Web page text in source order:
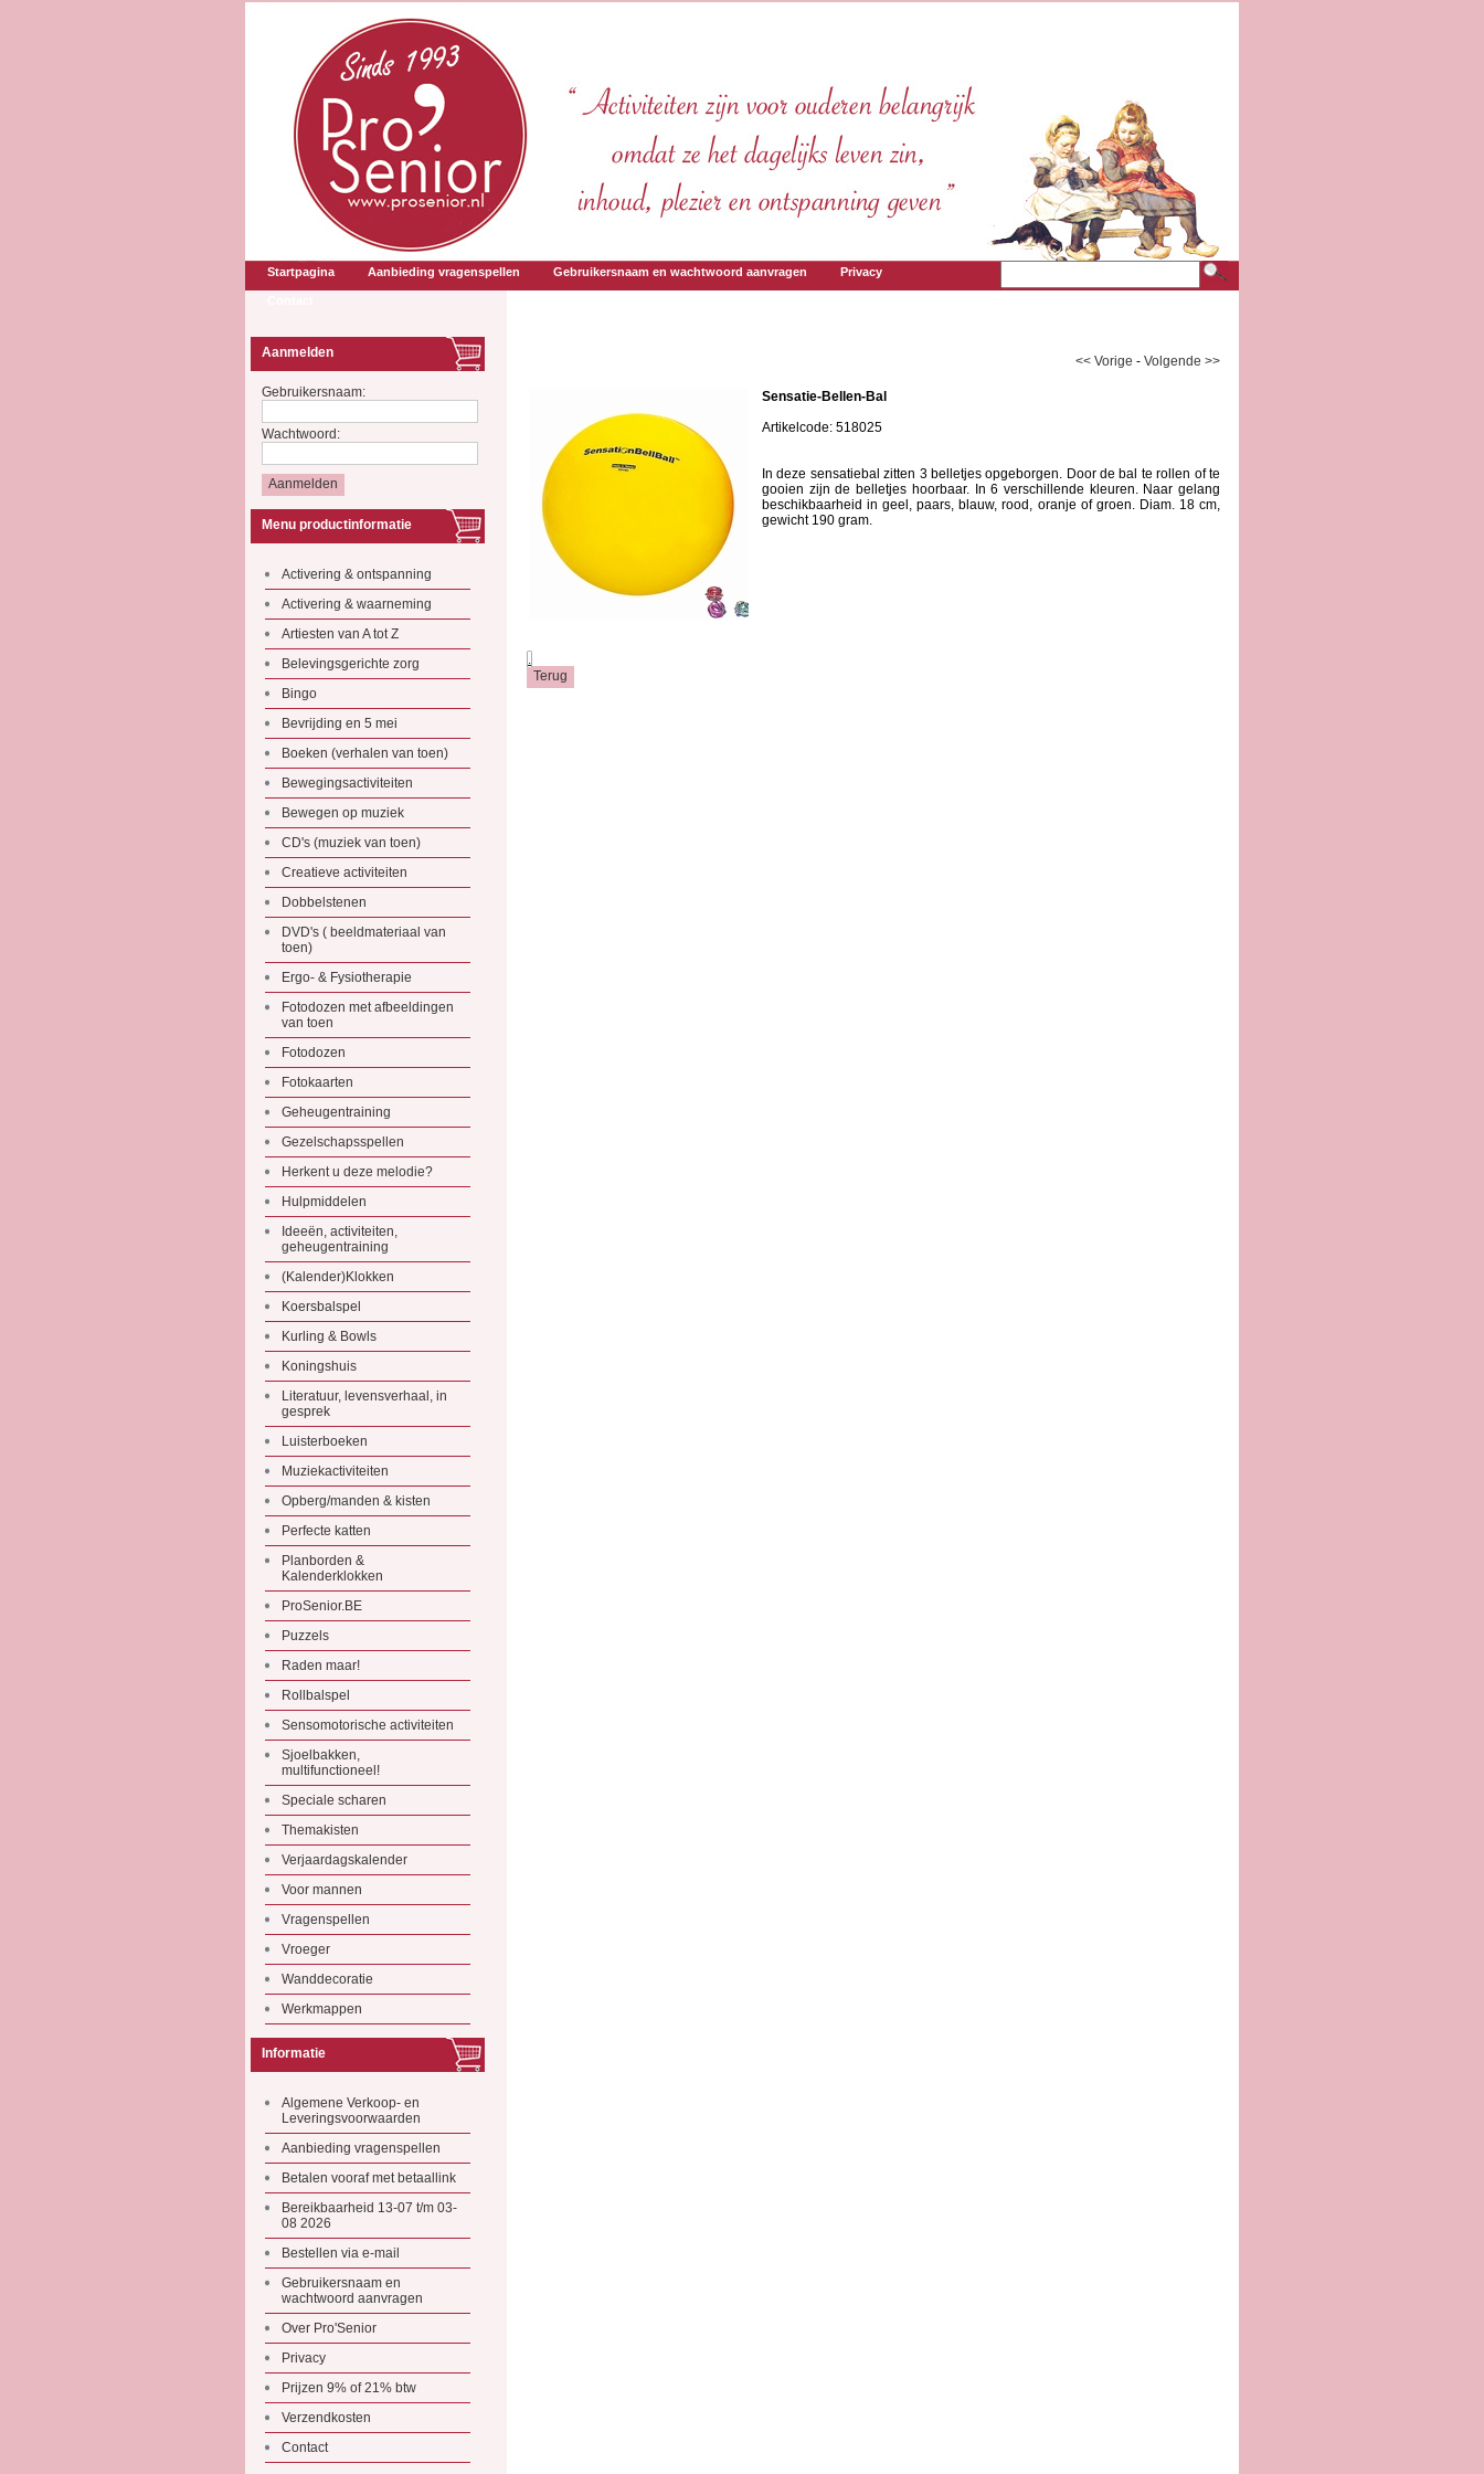
Startpagina Aanbieding vragenspellen Gebruikersnaam en wachtwoord aanvragen Privacy
Aanmelden
Gebruikersnaam:
Wachtwoord:
Menu productinformatie
Activering & ontspanning
Activering & waarneming
Artiesten van A tot Z
Belevingsgerichte zorg
Bingo
Bevrijding en 5 mei
Boeken (verhalen van toen)
Bewegingsactiviteiten
Bewegen op muziek
CD's (muziek van toen)
Creatieve activiteiten
Dobbelstenen
DVD's ( beeldmateriaal van
toen)
Ergo- & Fysiotherapie
Fotodozen met afbeeldingen
van toen
Fotodozen
Fotokaarten
Geheugentraining
Gezelschapsspellen
Herkent u deze melodie?
Hulpmiddelen
Ideeën, activiteiten,
geheugentraining
(Kalender)Klokken
Koersbalspel
Kurling & Bowls
Koningshuis
Literatuur, levensverhaal, in
gesprek
Luisterboeken
Muziekactiviteiten
Opberg/manden & kisten
Perfecte katten
Planborden &
Kalenderklokken
ProSenior.BE
Puzzels
Raden maar!
Rollbalspel
Sensomotorische activiteiten
Sjoelbakken,
multifunctioneel!
Speciale scharen
Themakisten
Verjaardagskalender
Voor mannen
Vragenspellen
Vroeger
Wanddecoratie
Werkmappen
Informatie
Algemene Verkoop- en
Leveringsvoorwaarden
Aanbieding vragenspellen
Betalen vooraf met betaallink
Bereikbaarheid 13-07 t/m 03-
08 2026
Bestellen via e-mail
Gebruikersnaam en
wachtwoord aanvragen
Over Pro'Senior
Privacy
Prijzen 9% of 21% btw
Verzendkosten
Contact
<< Vorige - Volgende >>
Sensatie-Bellen-Bal
Artikelcode: 518025
In deze sensatiebal zitten 3 belletjes opgeborgen. Door de bal te rollen of te
gooien zijn de belletjes hoorbaar. In 6 verschillende kleuren. Naar gelang
beschikbaarheid in geel, paars, blauw, rood, oranje of groen. Diam. 18 cm,
gewicht 190 gram.
.